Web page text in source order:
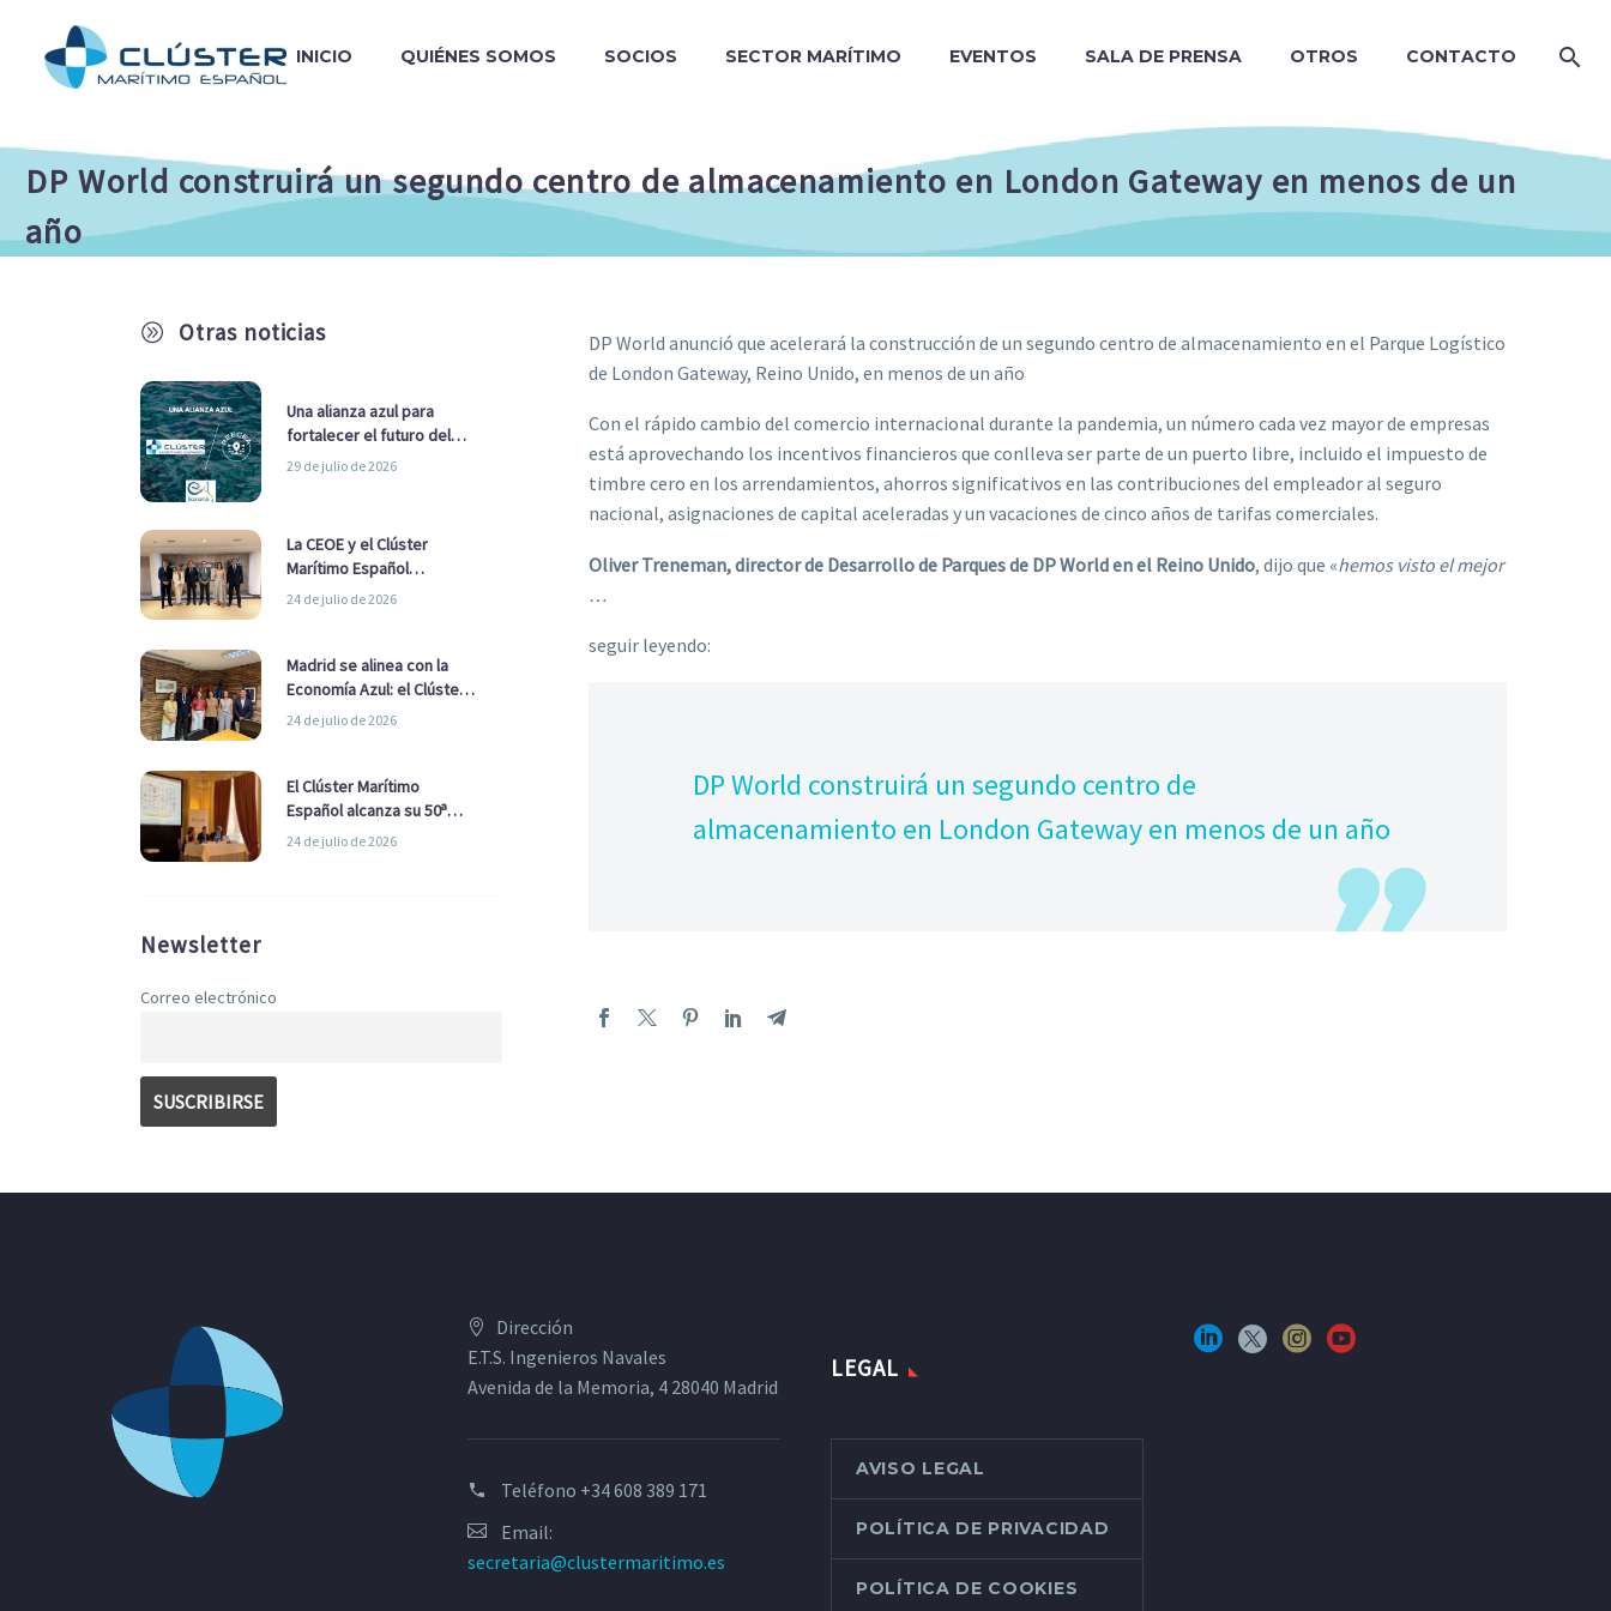
INICIO QUIÉNES SOMOS SOCIOS SECTOR MARÍTIMO EVENTOS SALA DE PRENSA OTROS CONTACTO
DP World construirá un segundo centro de almacenamiento en London Gateway en menos de un
año
A Otras noticias
Una alianza azul para
fortalecer el futuro del
sector marítimo
29 de julio de 2026
La CEOE y el Clúster
Marítimo Español
refuerzan su alianza para
24 de julio de 2026
Madrid se alinea con la
Economía Azul: el Clúster
Marítimo Español y la Real
Ayuntamiento
24 de julio de 2026
El Clúster Marítimo
Español alcanza su 50ª
Asamblea reafirmando su
24 de julio de 2026
Newsletter
Correo electrónico
DP World anunció que acelerará la construcción de un segundo centro de almacenamiento en el Parque Logístico
de London Gateway, Reino Unido, en menos de un año
Con el rápido cambio del comercio internacional durante la pandemia, un número cada vez mayor de empresas
está aprovechando los incentivos financieros que conlleva ser parte de un puerto libre, incluido el impuesto de
timbre cero en los arrendamientos, ahorros significativos en las contribuciones del empleador al seguro
nacional, asignaciones de capital aceleradas y un vacaciones de cinco años de tarifas comerciales.
Oliver Treneman, director de Desarrollo de Parques de DP World en el Reino Unido, dijo que «hemos visto el mejor
…
seguir leyendo:
DP World construirá un segundo centro de
almacenamiento en London Gateway en menos de un año
Dirección
E.T.S. Ingenieros Navales
Avenida de la Memoria, 4 28040 Madrid
Teléfono +34 608 389 171
Email:
secretaria@clustermaritimo.es
LEGAL
AVISO LEGAL
POLÍTICA DE PRIVACIDAD
POLÍTICA DE COOKIES